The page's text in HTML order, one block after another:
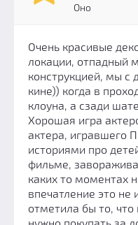
Оно
Очень красивые
локации, отпадный
конструкцией, мы с
кине)) когда в
клоуна, а сзади
Хорошая игра
актера, игравшего
историями про
фильме,
каких то моментах
впечатление это не
отметила бы то, что